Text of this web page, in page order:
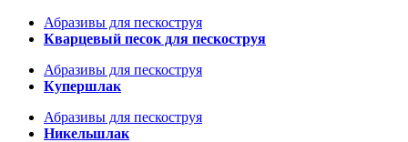
Абразивы для пескоструя
Кварцевый песок для пескоструя
Абразивы для пескоструя
Купершлак
Абразивы для пескоструя
Никельшлак